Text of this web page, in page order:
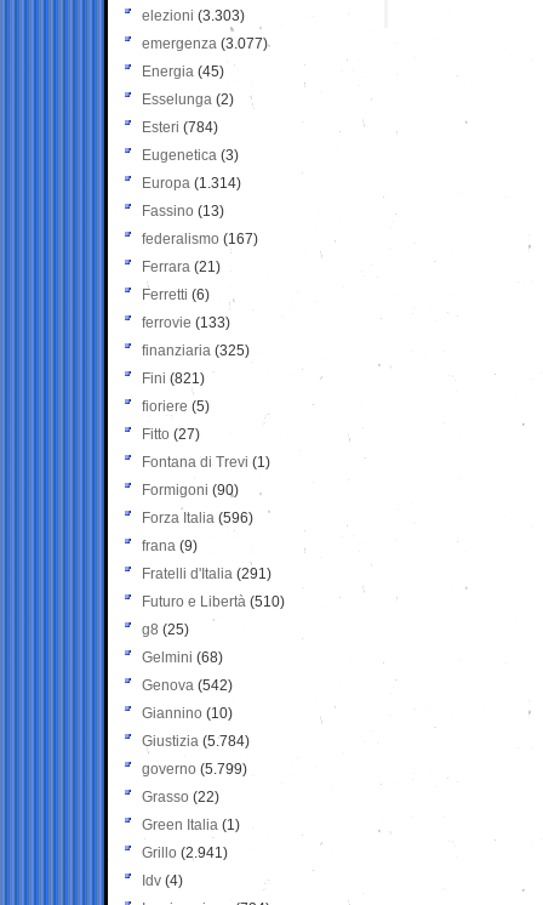
elezioni (3.303)
emergenza (3.077)
Energia (45)
Esselunga (2)
Esteri (784)
Eugenetica (3)
Europa (1.314)
Fassino (13)
federalismo (167)
Ferrara (21)
Ferretti (6)
ferrovie (133)
finanziaria (325)
Fini (821)
fioriere (5)
Fitto (27)
Fontana di Trevi (1)
Formigoni (90)
Forza Italia (596)
frana (9)
Fratelli d'Italia (291)
Futuro e Libertà (510)
g8 (25)
Gelmini (68)
Genova (542)
Giannino (10)
Giustizia (5.784)
governo (5.799)
Grasso (22)
Green Italia (1)
Grillo (2.941)
Idv (4)